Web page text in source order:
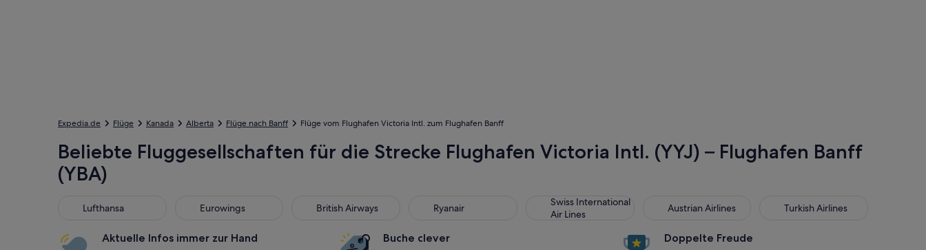
Expedia.de Flüge Kanada Alberta Flüge nach Banff Flüge vom Flughafen Victoria Intl. zum Flughafen Banff
Beliebte Fluggesellschaften für die Strecke Flughafen Victoria Intl. (YYJ) – Flughafen Banff
(YBA)
Lufthansa
Lufthansa Eurowings
Eurowings British Airways
British Airways Ryanair
Ryanair
Swiss International
Air Lines
Swiss International Air Lines Austrian Airlines
Austrian Airlines Turkish Airlines
Turkish Airlines
Aktuelle Infos immer zur Hand Buche clever Doppelte Freude